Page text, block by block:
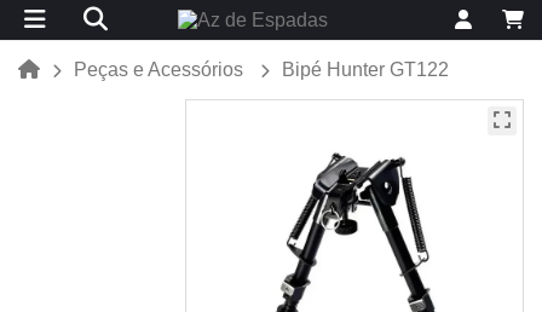
Peças e Acessórios Bipé Hunter GT122